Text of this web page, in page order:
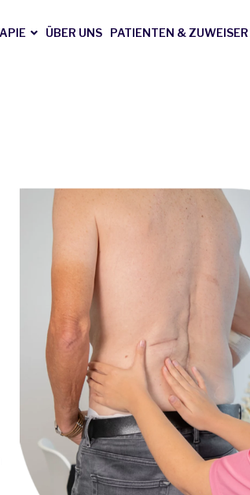
ÜBER UNS PATIENTEN & ZUWEISER